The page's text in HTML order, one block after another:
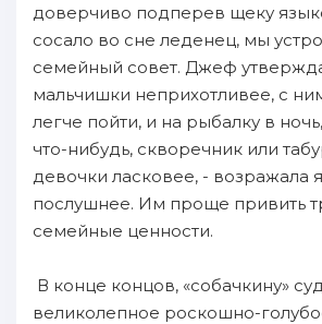
доверчиво подперев щеку
сосало во сне леденец, мы
семейный совет. Джеф
мальчишки неприхотливее, с
легче пойти, и на рыбалку в
что-нибудь, скворечник или
девочки ласковее, - возражала
послушнее. Им проще привить
семейные ценности.
В конце концов, «собачкину»
великолепное роскошно-